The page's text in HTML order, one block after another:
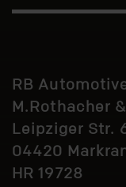
RB
M.Rothacher
Leipziger Str.
04420
HR 19728